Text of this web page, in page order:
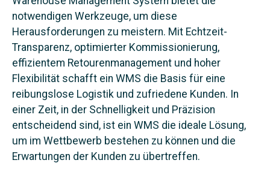
notwendigen Werkzeuge, um diese
Herausforderungen zu meistern. Mit Echtzeit-
Transparenz, optimierter Kommissionierung,
effizientem Retourenmanagement und hoher
Flexibilität schafft ein WMS die Basis für eine
reibungslose Logistik und zufriedene Kunden. In
einer Zeit, in der Schnelligkeit und Präzision
entscheidend sind, ist ein WMS die ideale Lösung,
um im Wettbewerb bestehen zu können und die
Erwartungen der Kunden zu übertreffen.